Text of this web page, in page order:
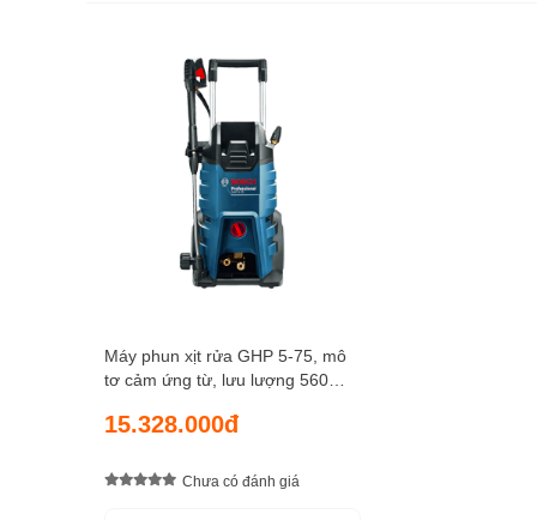
cất giữmáy phun xịt rửa
tiện mà không cần phải mất nhiều thời gian và
bánh xe cao su linh hoạt này còn giúp người
đem thiết bị đi lại nhằm thực hiện các quá trình
địa điểm, ngóc ngách khác nhau.
Máy phun xịt rửa GHP 5-75, mô
tơ cảm ứng từ, lưu lượng 560
15.328.000đ
Chưa có đánh giá